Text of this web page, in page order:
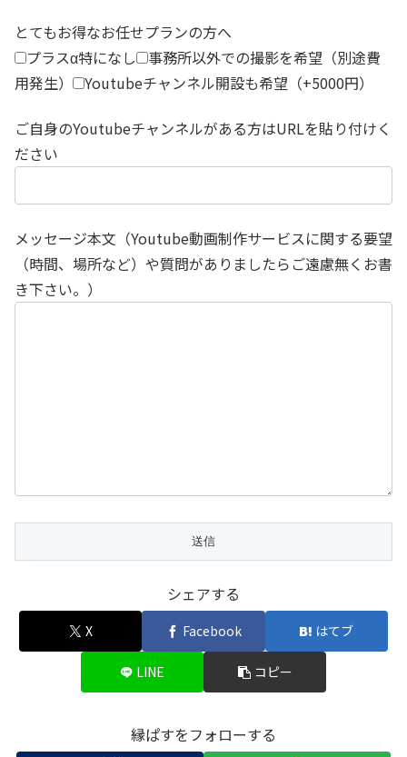
とてもお得なお任せプランの方へ
プラスα特になし
事務所以外での撮影を希望（別途費
用発生）
Youtubeチャンネル開設も希望（+5000円）
ご自身のYoutubeチャンネルがある方はURLを貼り付けく
ださい
メッセージ本文（Youtube動画制作サービスに関する要望
（時間、場所など）や質問がありましたらご遠慮無くお書
き下さい。）
シェアする
X Facebook はてブ
LINE コピー
縁ぱすをフォローする